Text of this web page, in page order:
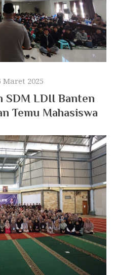
Maret 2025
SDM LDII Banten
Temu Mahasiswa